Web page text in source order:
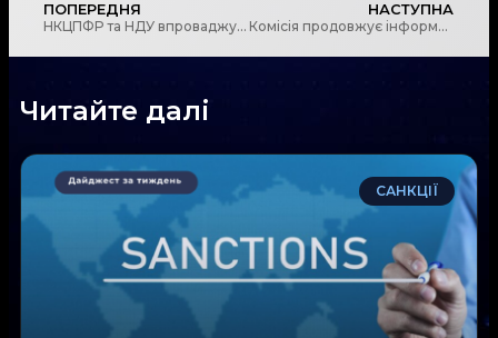
ПОПЕРЕДНЯ
НКЦПФР та НДУ впроваджують нову модель реєстрації випусків акцій
НАСТУПНА
Комісія продовжує інформувати інвесторів: оновлено перелік SCAM-проєктів
Читайте далі
САНКЦІЇ